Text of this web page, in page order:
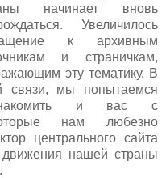
начинает вновь
Увеличилось
к архивным
и страничкам,
эту тематику. В
связи, мы попытаемся
и вас с
нам любезно
центрального сайта
движения нашей страны